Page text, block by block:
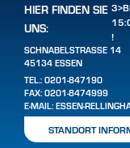
!
HIER FINDEN SIE
UNS:
SCHNABELSTRASSE 14
45134 ESSEN
TEL.: 0201-847190
FAX: 0201-8474999
E-MAIL: ESSEN-
STANDORT